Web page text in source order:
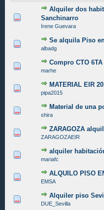
Alquiler dos
Sanchinarro
Irene Guevara
0 voto(s) -
Se alquila Piso
albadg
0 voto(s) - 12
Compro CTO
marhe
0 voto(s) - 12
MATERIAL EIR
pipa2015
0 voto(s) - 12
Material de una
shira
4 voto(s) -
12
ZARAGOZA
ZARAGOZAEIR
0 voto(s) - 12
alquiler
mariafc
0 voto(s) - 12
ALQUILO PISO
EMSA
0 voto(s) - 12
Alquiler piso
DUE_Sevilla
0 voto(s) - 12